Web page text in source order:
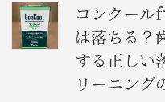
コンクール
は落ちる？
する正しい
リーニング